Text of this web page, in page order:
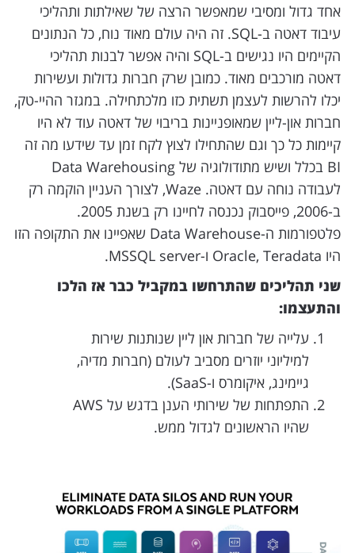
אחד גדול ומסיבי שמאפשר הרצה של שאילתות ותהליכי
עיבוד דאטה ב-SQL. זה היה עולם מאוד נוח, כל הנתונים
הקיימים היו נגישים ב-SQL והיה אפשר לבנות תהליכי
דאטה מורכבים מאוד. כמובן שרק חברות גדולות ועשירות
יכלו להרשות לעצמן תשתית כזו מלכתחילה. במגזר ההיי-טק,
חברות און-ליין שמאופניינות בריבוי של דאטה עוד לא היו
קיימות כל כך וגם שהתחילו לצוץ לקח זמן עד שידעו מה זה
BI בכלל ושיש מתודולוגיה של Data Warehousing
לעבודה נוחה עם דאטה. Waze, לצורך העניין הוקמה רק
ב-2006, פייסבוק נכנסה לחיינו רק בשנת 2005.
פלטפורמות ה-Data Warehouse שאפיינו את התקופה הזו
היו Oracle, Teradata ו-MSSQL server.
שני תהליכים שהתרחשו במקביל כבר אז הלכו
והתעצמו:
עלייה של חברות און ליין שנותנות שירות
למיליוני יוזרים מסביב לעולם (חברות מדיה,
גיימינג, איקומרס ו-SaaS).
התפתחות של שירותי הענן בדגש על AWS
שהיו הראשונים לגדול ממש.